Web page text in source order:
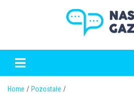
Home
Pozostałe